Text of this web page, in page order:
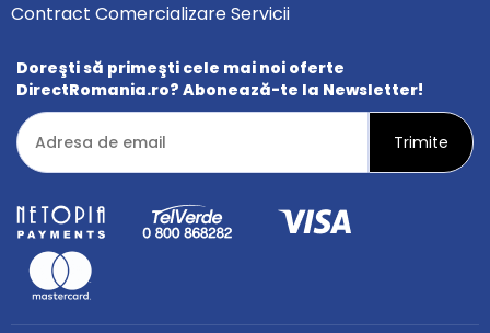
Contract Comercializare Servicii
Doreşti să primeşti cele mai noi oferte
DirectRomania.ro? Abonează-te la Newsletter!